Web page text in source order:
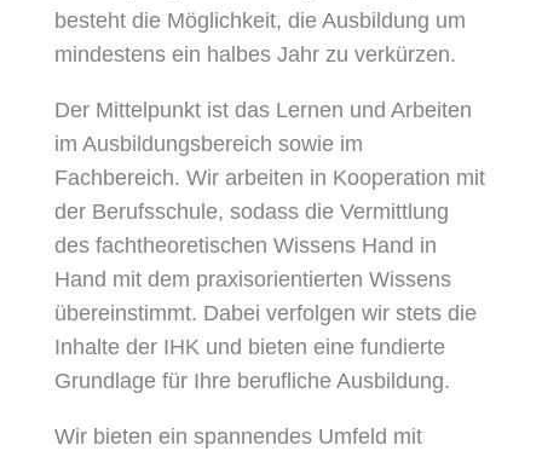
besteht die Möglichkeit, die Ausbildung um
mindestens ein halbes Jahr zu verkürzen.
Der Mittelpunkt ist das Lernen und Arbeiten
im Ausbildungsbereich sowie im
Fachbereich. Wir arbeiten in Kooperation mit
der Berufsschule, sodass die Vermittlung
des fachtheoretischen Wissens Hand in
Hand mit dem praxisorientierten Wissens
übereinstimmt. Dabei verfolgen wir stets die
Inhalte der IHK und bieten eine fundierte
Grundlage für Ihre berufliche Ausbildung.
Wir bieten ein spannendes Umfeld mit